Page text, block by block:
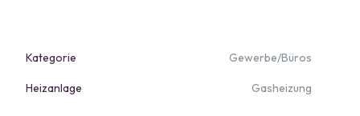
Kategorie Gewerbe/Büros
Heizanlage Gasheizung